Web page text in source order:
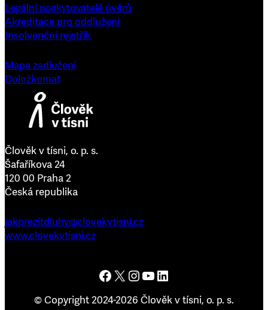
Legální poskytovatelé úvěrů
Akreditace pro oddlužení
Insolvenční rejstřík
Mapa zadlužení
Doložkomat
Člověk v tísni, o. p. s.
Šafaříkova 24
120 00 Praha 2
Česká republika
jakprezitdluhy@clovekvtisni.cz
www.clovekvtisni.cz
Člověk v tísni na Facebooku Člověk v tísni na platformě X Člověk v tísni na Instagramu Člověk v tísni na YouTube Člověk v tísni na LinkedInu
© Copyright 2024-2026 Člověk v tísni, o. p. s.